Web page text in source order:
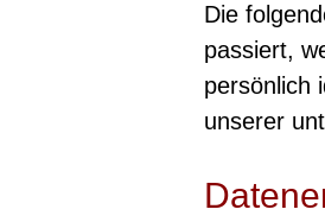
Die
passiert,
persönlich
unserer